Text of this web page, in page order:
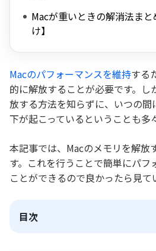
Macが重いときの解消法ま
け】
Macのパフォーマンスを維持する
的に解放することが必要です。し
放する方法を知らずに、いつの
下が起こっているということも多
本記事では、Macのメモリを解放
す。これを行うことで簡単にパフ
ことができるので良かったら見て
目次